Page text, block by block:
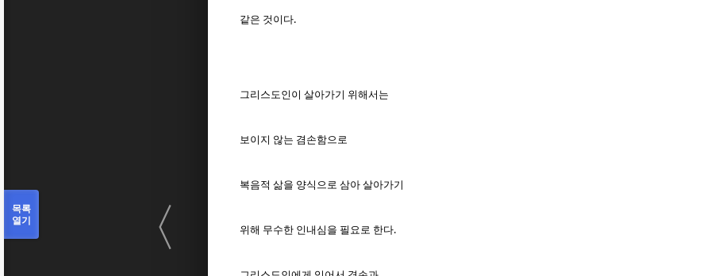
같은 것이다.
그리스도인이 살아가기 위해서는
보이지 않는 겸손함으로
복음적 삶을 양식으로 삼아 살아가기
위해 무수한 인내심을 필요로 한다.
〈
목록
열기